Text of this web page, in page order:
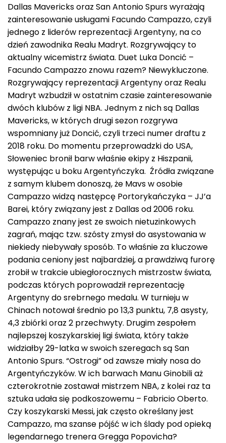
Dallas Mavericks oraz San Antonio Spurs wyrażają
zainteresowanie usługami Facundo Campazzo, czyli
jednego z liderów reprezentacji Argentyny, na co
dzień zawodnika Realu Madryt. Rozgrywający to
aktualny wicemistrz świata. Duet Luka Doncić –
Facundo Campazzo znowu razem? Niewykluczone.
Rozgrywający reprezentacji Argentyny oraz Realu
Madryt wzbudził w ostatnim czasie zainteresowanie
dwóch klubów z ligi NBA. Jednym z nich są Dallas
Mavericks, w których drugi sezon rozgrywa
wspomniany już Doncić, czyli trzeci numer draftu z
2018 roku. Do momentu przeprowadzki do USA,
Słoweniec bronił barw właśnie ekipy z Hiszpanii,
występując u boku Argentyńczyka. Źródła związane
z samym klubem donoszą, że Mavs w osobie
Campazzo widzą następcę Portorykańczyka – JJ’a
Barei, który związany jest z Dallas od 2006 roku.
Campazzo znany jest ze swoich nietuzinkowych
zagrań, mając tzw. szósty zmysł do asystowania w
niekiedy niebywały sposób. To właśnie za kluczowe
podania ceniony jest najbardziej, a prawdziwą furorę
zrobił w trakcie ubiegłorocznych mistrzostw świata,
podczas których poprowadził reprezentację
Argentyny do srebrnego medalu. W turnieju w
Chinach notował średnio po 13,3 punktu, 7,8 asysty,
4,3 zbiórki oraz 2 przechwyty. Drugim zespołem
najlepszej koszykarskiej ligi świata, który także
widziałby 29-latka w swoich szeregach są San
Antonio Spurs. “Ostrogi” od zawsze miały nosa do
Argentyńczyków. W ich barwach Manu Ginobili aż
czterokrotnie zostawał mistrzem NBA, z kolei raz ta
sztuka udała się podkoszowemu – Fabricio Oberto.
Czy koszykarski Messi, jak często określany jest
Campazzo, ma szanse pójść w ich ślady pod opieką
legendarnego trenera Gregga Popovicha?